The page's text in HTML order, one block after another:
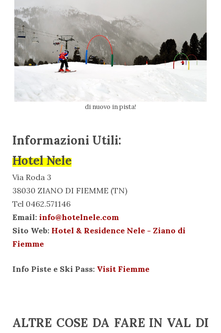
di nuovo in pista!
Informazioni Utili:
Hotel Nele
Via Roda 3
38030 ZIANO DI FIEMME (TN)
Tel 0462.571146
Email: info@hotelnele.com
Sito Web: Hotel & Residence Nele - Ziano di
Fiemme
Info Piste e Ski Pass: Visit Fiemme
ALTRE COSE DA FARE IN VAL DI